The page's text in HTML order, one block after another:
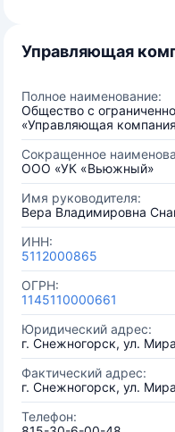
Управляющая
Полное наименование:
Общество с
«Управляющая
Сокращенное
ООО «УК «Вьюжный»
Имя руководителя:
Вера Владимировна
ИНН:
5112000865
ОГРН:
1145110000661
Юридический адрес:
г. Снежногорск, ул.
Фактический адрес:
г. Снежногорск, ул.
Телефон: